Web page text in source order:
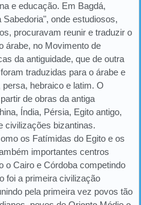
e educação. Em Bagdá,
onde estudiosos,
procuravam reunir e traduzir o
árabe, no Movimento de
da antiguidade, que de outra
traduzidas para o árabe e
hebraico e latim. O
de obras da antiga
Índia, Pérsia, Egito antigo,
civilizações bizantinas.
os Fatímidas do Egito e os
importantes centros
o Cairo e Córdoba competindo
foi a primeira civilização
pela primeira vez povos tão